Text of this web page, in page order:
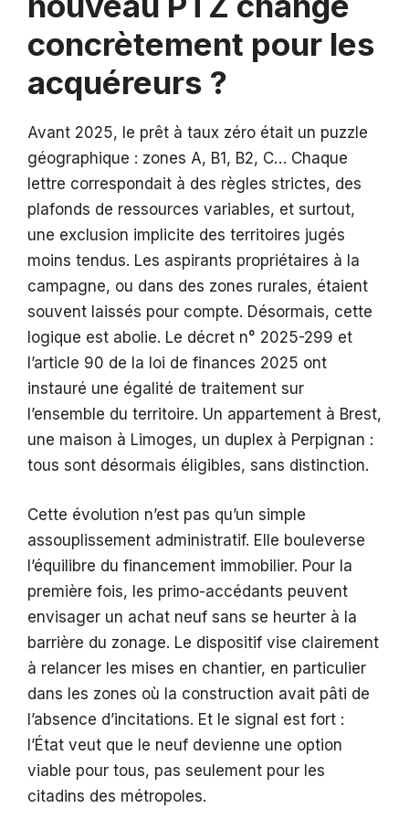
concrètement pour les
acquéreurs ?
Avant 2025, le prêt à taux zéro était un puzzle
géographique : zones A, B1, B2, C… Chaque
lettre correspondait à des règles strictes, des
plafonds de ressources variables, et surtout,
une exclusion implicite des territoires jugés
moins tendus. Les aspirants propriétaires à la
campagne, ou dans des zones rurales, étaient
souvent laissés pour compte. Désormais, cette
logique est abolie. Le décret n° 2025-299 et
l’article 90 de la loi de finances 2025 ont
instauré une égalité de traitement sur
l’ensemble du territoire. Un appartement à Brest,
une maison à Limoges, un duplex à Perpignan :
tous sont désormais éligibles, sans distinction.
Cette évolution n’est pas qu’un simple
assouplissement administratif. Elle bouleverse
l’équilibre du financement immobilier. Pour la
première fois, les primo-accédants peuvent
envisager un achat neuf sans se heurter à la
barrière du zonage. Le dispositif vise clairement
à relancer les mises en chantier, en particulier
dans les zones où la construction avait pâti de
l’absence d’incitations. Et le signal est fort :
l’État veut que le neuf devienne une option
viable pour tous, pas seulement pour les
citadins des métropoles.